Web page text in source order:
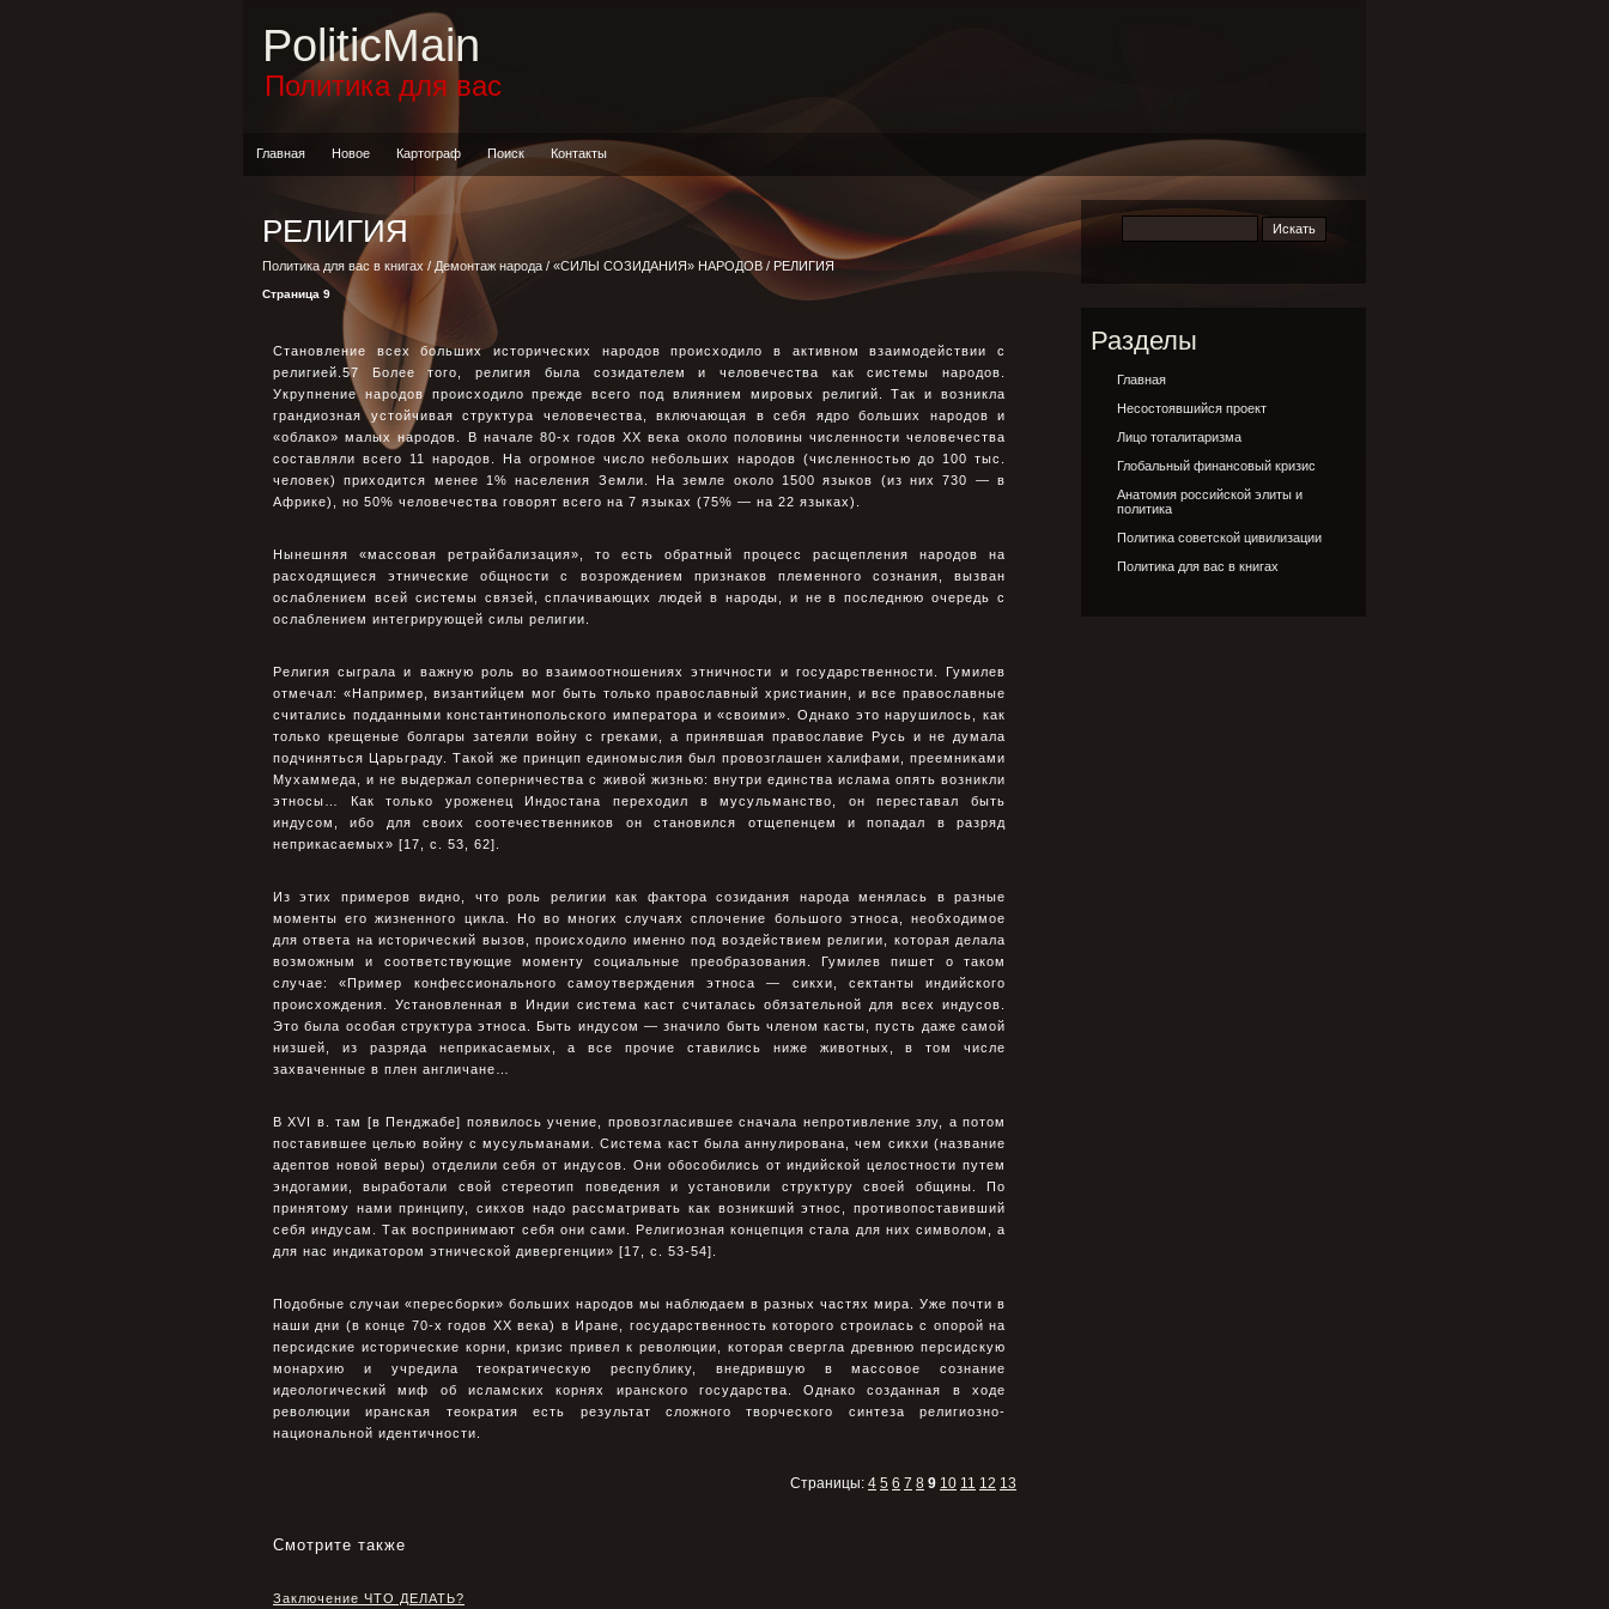
PoliticMain
Политика для вас
Главная Новое Картограф Поиск Контакты
РЕЛИГИЯ
Политика для вас в книгах / Демонтаж народа/«СИЛЫ СОЗИДАНИЯ» НАРОДОВ / РЕЛИГИЯ
Страница 9
Становление всех больших исторических народов происходило в активном взаимодействии с
религией.57 Более того, религия была созидателем и человечества как системы народов.
Укрупнение народов происходило прежде всего под влиянием мировых религий. Так и возникла
грандиозная устойчивая структура человечества, включающая в себя ядро больших народов и
«облако» малых народов. В начале 80-х годов XX века около половины численности человечества
составляли всего 11 народов. На огромное число небольших народов (численностью до 100 тыс.
человек) приходится менее 1% населения Земли. На земле около 1500 языков (из них 730 — в
Африке), но 50% человечества говорят всего на 7 языках (75% — на 22 языках).
Нынешняя «массовая ретрайбализация», то есть обратный процесс расщепления народов на
расходящиеся этнические общности с возрождением признаков племенного сознания, вызван
ослаблением всей системы связей, сплачивающих людей в народы, и не в последнюю очередь с
ослаблением интегрирующей силы религии.
Религия сыграла и важную роль во взаимоотношениях этничности и государственности. Гумилев
отмечал: «Например, византийцем мог быть только православный христианин, и все православные
считались подданными константинопольского императора и «своими». Однако это нарушилось, как
только крещеные болгары затеяли войну с греками, а принявшая православие Русь и не думала
подчиняться Царьграду. Такой же принцип единомыслия был провозглашен халифами, преемниками
Мухаммеда, и не выдержал соперничества с живой жизнью: внутри единства ислама опять возникли
этносы… Как только уроженец Индостана переходил в мусульманство, он переставал быть
индусом, ибо для своих соотечественников он становился отщепенцем и попадал в разряд
неприкасаемых» [17, с. 53, 62].
Из этих примеров видно, что роль религии как фактора созидания народа менялась в разные
моменты его жизненного цикла. Но во многих случаях сплочение большого этноса, необходимое
для ответа на исторический вызов, происходило именно под воздействием религии, которая делала
возможным и соответствующие моменту социальные преобразования. Гумилев пишет о таком
случае: «Пример конфессионального самоутверждения этноса — сикхи, сектанты индийского
происхождения. Установленная в Индии система каст считалась обязательной для всех индусов.
Это была особая структура этноса. Быть индусом — значило быть членом касты, пусть даже самой
низшей, из разряда неприкасаемых, а все прочие ставились ниже животных, в том числе
захваченные в плен англичане…
В XVI в. там [в Пенджабе] появилось учение, провозгласившее сначала непротивление злу, а потом
поставившее целью войну с мусульманами. Система каст была аннулирована, чем сикхи (название
адептов новой веры) отделили себя от индусов. Они обособились от индийской целостности путем
эндогамии, выработали свой стереотип поведения и установили структуру своей общины. По
принятому нами принципу, сикхов надо рассматривать как возникший этнос, противопоставивший
себя индусам. Так воспринимают себя они сами. Религиозная концепция стала для них символом, а
для нас индикатором этнической дивергенции» [17, с. 53-54].
Подобные случаи «пересборки» больших народов мы наблюдаем в разных частях мира. Уже почти в
наши дни (в конце 70-х годов XX века) в Иране, государственность которого строилась с опорой на
персидские исторические корни, кризис привел к революции, которая свергла древнюю персидскую
монархию и учредила теократическую республику, внедрившую в массовое сознание
идеологический миф об исламских корнях иранского государства. Однако созданная в ходе
революции иранская теократия есть результат сложного творческого синтеза религиозно-
национальной идентичности.
Страницы: 4 5 6 7 8 9 10 11 12 13
Смотрите также
Заключение ЧТО ДЕЛАТЬ?
Разделы
Главная
Несостоявшийся проект
Лицо тоталитаризма
Глобальный финансовый кризис
Анатомия российской элиты и
политика
Политика советской цивилизации
Политика для вас в книгах